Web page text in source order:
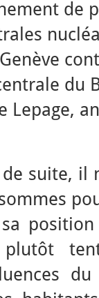
de
du
Lepage,
suite, il